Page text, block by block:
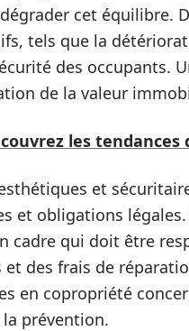
cet équilibre.
tels que la
des occupants.
de la valeur
les tendances
et
et obligations
cadre qui doit être
des frais de
en copropriété
la prévention.